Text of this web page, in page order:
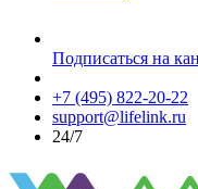
Подписаться на
+7 (495) 822-20-22
support@lifelink.ru
24/7